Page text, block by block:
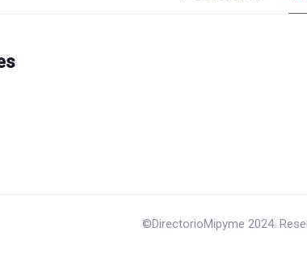
©DirectorioMipyme 2024.